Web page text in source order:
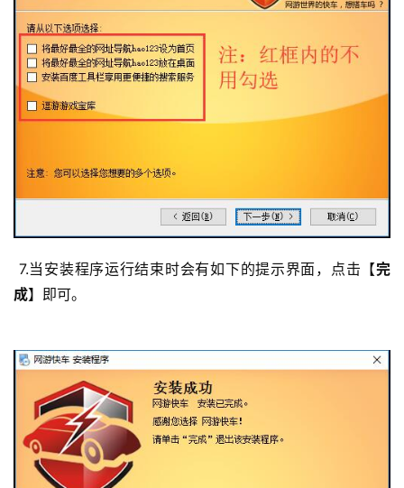
告
问
答
社
区
优
速
动
态
登录
7.当安装程序运行结束时会有如下的提示界面，点击【完
成】即可。